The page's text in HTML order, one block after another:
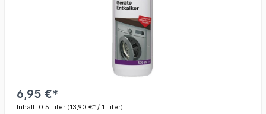
6,95 €*
Inhalt: 0.5 Liter (13,90 €* / 1 Liter)